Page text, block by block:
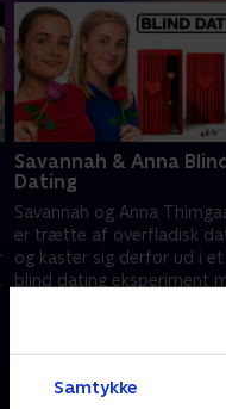
Samtykke
Savannah & Anna
Dating
Savannah og Anna
er trætte af overfladisk
og kaster sig derfor ud i et
blind dating eksperiment
Andre så også